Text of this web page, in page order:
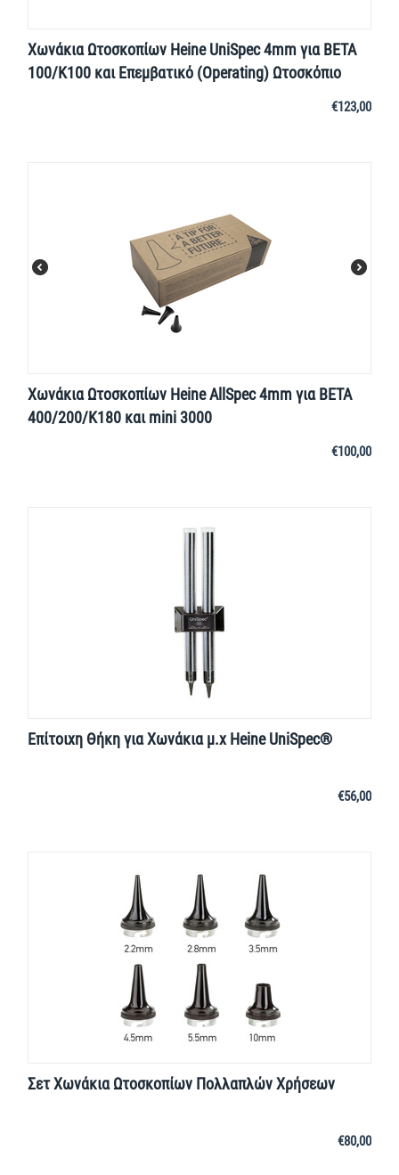
Χωνάκια Ωτοσκοπίων Heine UniSpec 4mm για BETA
100/K100 και Επεμβατικό (Operating) Ωτοσκόπιο
€123,00
Χωνάκια Ωτοσκοπίων Heine AllSpec 4mm για BETA
400/200/K180 και mini 3000
€100,00
Επίτοιχη Θήκη για Χωνάκια μ.χ Heine UniSpec®
€56,00
Σετ Χωνάκια Ωτοσκοπίων Πολλαπλών Χρήσεων
€80,00